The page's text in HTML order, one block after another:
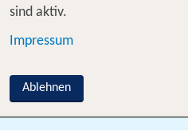
sind aktiv.
Impressum
Ablehnen